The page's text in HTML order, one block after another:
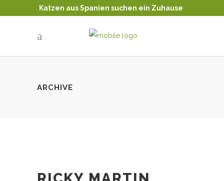
Katzen aus Spanien suchen ein Zuhause
ARCHIVE